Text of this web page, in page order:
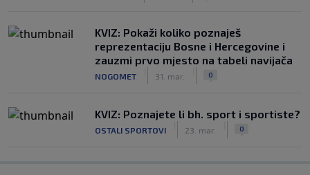
KVIZ: Pokaži koliko poznaješ
reprezentaciju Bosne i Hercegovine i
zauzmi prvo mjesto na tabeli navijača
NOGOMET 31. mar. 0
KVIZ: Poznajete li bh. sport i sportiste?
OSTALI SPORTOVI 23. mar. 0